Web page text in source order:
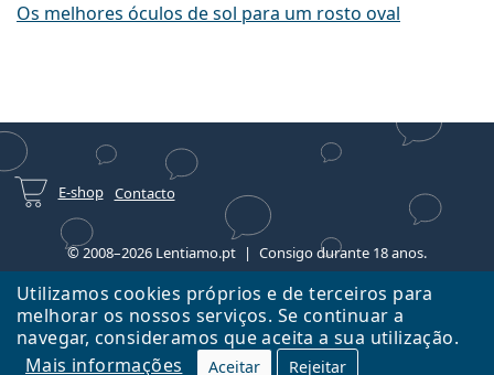
Utilizamos cookies próprios e de terceiros para
melhorar os nossos serviços. Se continuar a
navegar, consideramos que aceita a sua utilização.
Mais informações
Aceitar Rejeitar
Os melhores óculos de sol para um rosto oval
E-shop Contacto
© 2008–2026 Lentiamo.pt Consigo durante 18 anos.